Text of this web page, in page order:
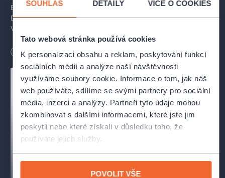
SOUHLAS DETAILY VÍCE O COOKIES
Tato webová stránka používá cookies
K personalizaci obsahu a reklam, poskytování funkcí
sociálních médií a analýze naší návštěvnosti
využíváme soubory cookie. Informace o tom, jak náš
web používáte, sdílíme se svými partnery pro sociální
média, inzerci a analýzy. Partneři tyto údaje mohou
zkombinovat s dalšími informacemi, které jste jim
poskytli nebo které získali v důsledku toho, že
používáte jejich služby.
POVOLIT VŠE
Bordelína, se dočká své divadelní podoby a ožije na jevišti
Divadla Radka Brzobohatého v muzikálovém provedení.
Vznikne tak výpravná a vtipná pohádka pro děti i jejich rodiče.
Hrají:
Čarodějnice Bordelína:
Romana Goščíková / Charlotte
Doubravová,
Sova Mudrlice:Anna Kulovaná / Petra Špindlerová,
Čarodějnice Řachatice:Lucie Kožinová,
Petr Klimeš,
Délka 90 minut